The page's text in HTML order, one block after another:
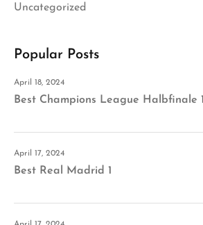
Uncategorized
Popular Posts
April 18, 2024
Best Champions League Halbfinale 1
April 17, 2024
Best Real Madrid 1